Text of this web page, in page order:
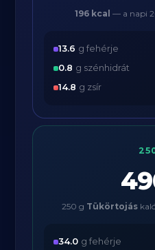
196 kcal — a napi
13.6 g fehérje
0.8 g szénhidrát
14.8 g zsír
250 g Tükörtojás
34.0 g fehérje